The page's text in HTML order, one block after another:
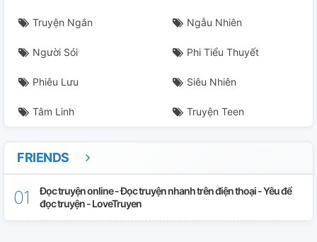
Truyện Ngắn Ngẫu Nhiên
Người Sói Phi Tiểu Thuyết
Phiêu Lưu Siêu Nhiên
Tâm Linh Truyện Teen
FRIENDS
Đọc truyện online - Đọc truyện nhanh trên điện thoại - Yêu để
đọc truyện - LoveTruyen